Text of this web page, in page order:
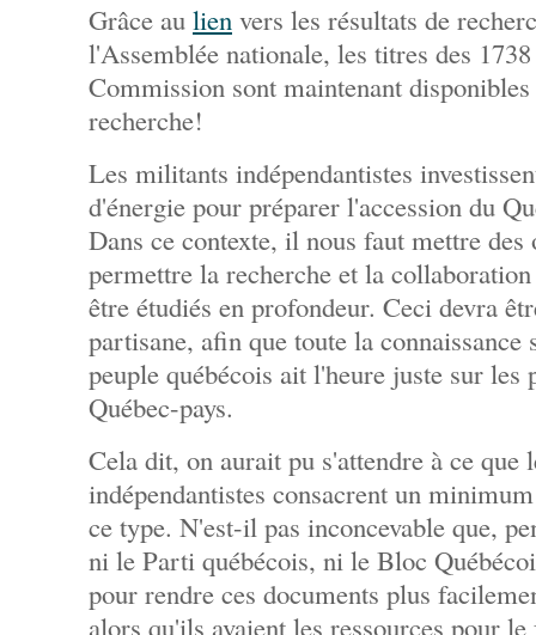
Grâce au lien vers les résultats de
l'Assemblée nationale, les titres des 1738
Commission sont maintenant
recherche!
Les militants indépendantistes
d'énergie pour préparer l'accession du
Dans ce contexte, il nous faut mettre
permettre la recherche et la
être étudiés en profondeur. Ceci devra
partisane, afin que toute la connaissance
peuple québécois ait l'heure juste sur les
Québec-pays.
Cela dit, on aurait pu s'attendre à ce
indépendantistes consacrent un
ce type. N'est-il pas inconcevable que,
ni le Parti québécois, ni le Bloc
pour rendre ces documents plus
alors qu'ils avaient les ressources pour le